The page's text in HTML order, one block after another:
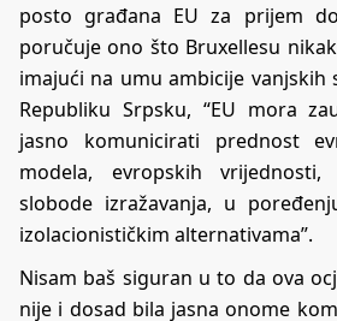
posto građana EU za prijem
poručuje ono što Bruxellesu
imajući na umu ambicije vanjskih
Republiku Srpsku, “EU mora
jasno komunicirati prednost
modela, evropskih
slobode izražavanja, u
izolacionističkim alternativama”.
Nisam baš siguran u to da ova
nije i dosad bila jasna onome